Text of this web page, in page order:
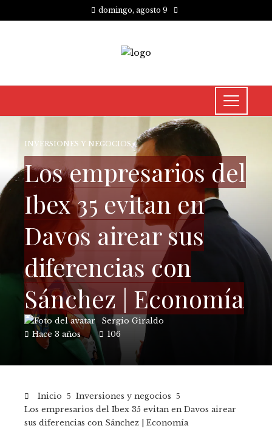
domingo, agosto 9
INVERSIONES Y NEGOCIOS
Los empresarios del
Ibex 35 evitan en
Davos airear sus
diferencias con
Sánchez | Economía
Sergio Giraldo
Hace 3 años
106
Inicio
Inversiones y negocios
Los empresarios del Ibex 35 evitan en Davos airear
sus diferencias con Sánchez | Economía